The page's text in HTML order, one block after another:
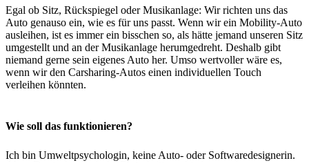
Egal ob Sitz, Rückspiegel oder Musikanlage: Wir richten uns das
Auto genauso ein, wie es für uns passt. Wenn wir ein Mobility-Auto
ausleihen, ist es immer ein bisschen so, als hätte jemand unseren Sitz
umgestellt und an der Musikanlage herumgedreht. Deshalb gibt
niemand gerne sein eigenes Auto her. Umso wertvoller wäre es,
wenn wir den Carsharing-Autos einen individuellen Touch
verleihen könnten.
Wie soll das funktionieren?
Ich bin Umweltpsychologin, keine Auto- oder Softwaredesignerin.